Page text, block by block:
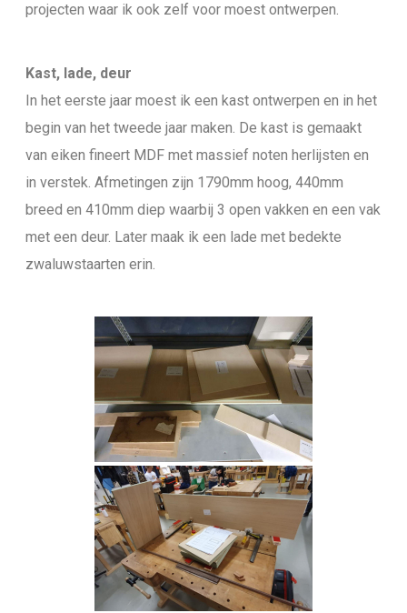
projecten waar ik ook zelf voor moest ontwerpen.
Kast, lade, deur
In het eerste jaar moest ik een kast ontwerpen en in het
begin van het tweede jaar maken. De kast is gemaakt
van eiken fineert MDF met massief noten herlijsten en
in verstek. Afmetingen zijn 1790mm hoog, 440mm
breed en 410mm diep waarbij 3 open vakken en een vak
met een deur. Later maak ik een lade met bedekte
zwaluwstaarten erin.